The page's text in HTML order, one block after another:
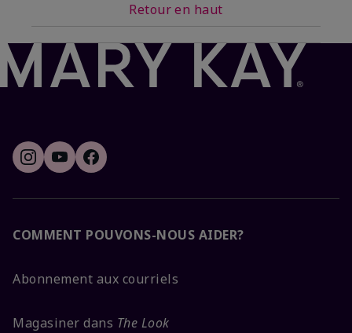
Retour en haut
COMMENT POUVONS-NOUS AIDER?
Abonnement aux courriels
Magasiner dans The Look